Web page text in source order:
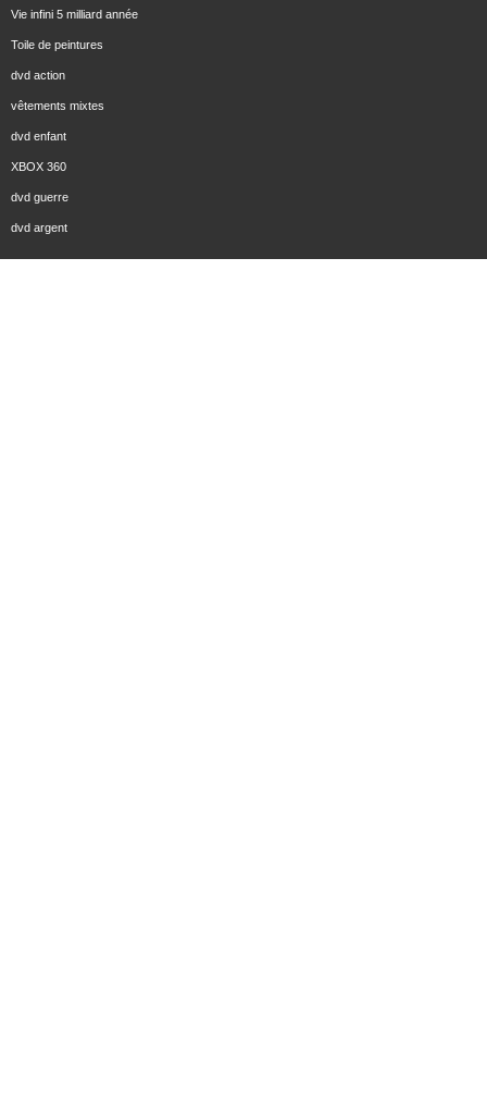
Vie infini 5 milliard année
Toile de peintures
dvd action
vêtements mixtes
dvd enfant
XBOX 360
dvd guerre
dvd argent